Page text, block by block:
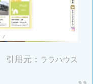
引用元： ララハウス